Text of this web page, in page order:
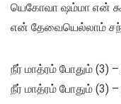
யெகோவா ஷம்மா என்
என் தேவையெல்லாம்
நீர் மாத்ரம் போதும் (3)
நீர் மாத்ரம் போதும் (3)